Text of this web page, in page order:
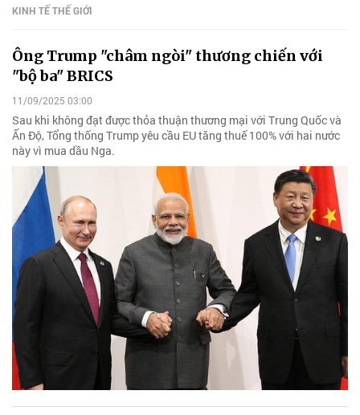
KINH TẾ THẾ GIỚI
Ông Trump "châm ngòi" thương chiến với
"bộ ba" BRICS
11/09/2025 03:00
Sau khi không đạt được thỏa thuận thương mại với Trung Quốc và
Ấn Độ, Tổng thống Trump yêu cầu EU tăng thuế 100% với hai nước
này vì mua dầu Nga.